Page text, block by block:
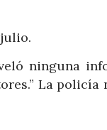
ninguna
La policía